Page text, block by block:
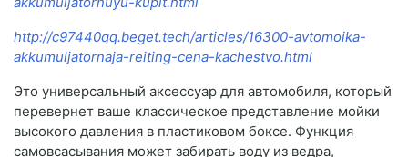
http://c97440qq.beget.tech/articles/16300-avtomoika-
akkumuljatornaja-reiting-cena-kachestvo.html
Это универсальный аксессуар для автомобиля, который
перевернет ваше классическое представление мойки
высокого давления в пластиковом боксе. Функция
самовсасывания может забирать воду из ведра,